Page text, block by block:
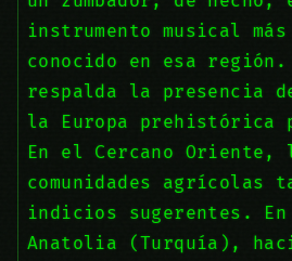
instrumento musical
conocido en esa
respalda la presencia
la Europa prehistórica
En el Cercano Oriente,
comunidades agrícolas
indicios sugerentes. En
Anatolia (Turquía),